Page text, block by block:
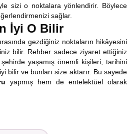
sizi o noktalara yönlendirir. Böylece
sağlar.
İyi O Bilir
gezdiğiniz noktaların hikâyesini
bilir. Rehber sadece ziyaret ettiğiniz
yaşamış önemli kişileri, tarihini
bilir ve bunları size aktarır. Bu sayede
yapmış hem de entelektüel olarak